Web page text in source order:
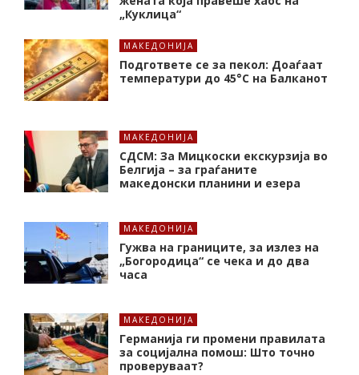
„Куклица“
МАКЕДОНИЈА
Подгответе се за пекол: Доаѓаат
температури до 45°C на Балканот
МАКЕДОНИЈА
СДСМ: За Мицкоски екскурзија во
Белгија – за граѓаните
македонски планини и езера
МАКЕДОНИЈА
Гужва на границите, за излез на
„Богородица“ се чека и до два
часа
МАКЕДОНИЈА
Германија ги промени правилата
за социјална помош: Што точно
проверуваат?